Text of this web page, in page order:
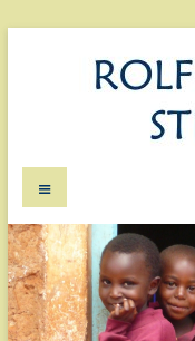
Rolf
Buscher
Stiftung
für junge
Menschen in
armen
Ländern
Menü